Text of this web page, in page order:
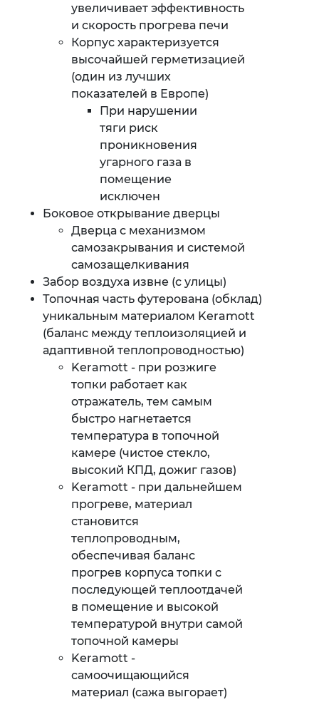
увеличивает эффективность
и скорость прогрева печи
Корпус характеризуется
высочайшей герметизацией
(один из лучших
показателей в Европе)
При нарушении
тяги риск
проникновения
угарного газа в
помещение
исключен
Боковое открывание дверцы
Дверца с механизмом
самозакрывания и системой
самозащелкивания
Забор воздуха извне (с улицы)
Топочная часть футерована (обклад)
уникальным материалом Keramott
(баланс между теплоизоляцией и
адаптивной теплопроводностью)
Keramott - при розжиге
топки работает как
отражатель, тем самым
быстро нагнетается
температура в топочной
камере (чистое стекло,
высокий КПД, дожиг газов)
Keramott - при дальнейшем
прогреве, материал
становится
теплопроводным,
обеспечивая баланс
прогрев корпуса топки с
последующей теплоотдачей
в помещение и высокой
температурой внутри самой
топочной камеры
Keramott -
самоочищающийся
материал (сажа выгорает)